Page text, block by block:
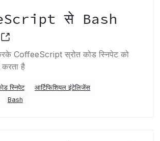
से Bash
CoffeeScript स्रोत कोड स्निपेट को
है
स्निपेट
आर्टिफिशियल इंटेलिजेंस
Bash